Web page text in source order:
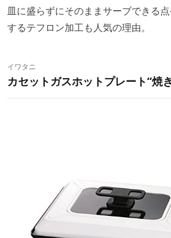
皿に盛らずにそのままサーブできる
するテフロン加工も人気の理由。
イワタニ
カセットガスホットプレート“焼